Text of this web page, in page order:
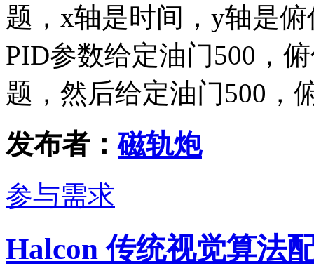
题，x轴是时间，y轴是
PID参数给定油门500，
题，然后给定油门500，
发布者：磁轨炮
参与需求
Halcon 传统视觉算法